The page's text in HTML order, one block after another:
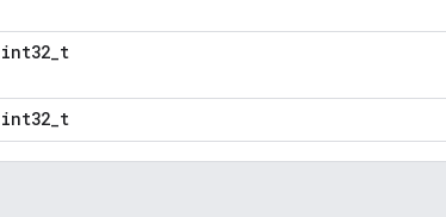
int32_t
int32_t